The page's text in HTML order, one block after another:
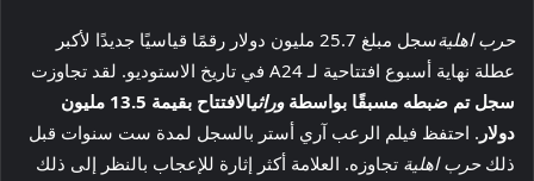
حرب اهلية
سجل مبلغ 25.7 مليون دولار رقمًا قياسيًا جديدًا لأكبر
عطلة نهاية أسبوع افتتاحية لـ A24 في تاريخ الاستوديو. لقد تجاوزت
سجل تم ضبطه مسبقًا بواسطةوراثي
الافتتاح بقيمة 13.5 مليون
دولار . احتفظ فيلم الرعب آري أستر بالسجل لمدة ست سنوات قبل
ذلكحرب اهلية تجاوزه. العلامة أكثر إثارة للإعجاب بالنظر إلى ذلك